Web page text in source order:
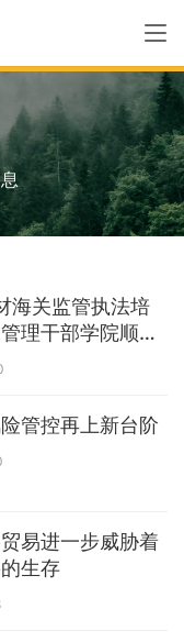
海关监管执法培
理干部学院顺利
管控再上新台阶
易进一步威胁着
生存